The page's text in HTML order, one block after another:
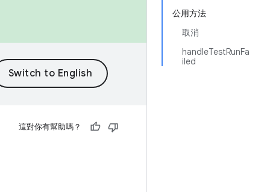
公用方法
取消
handleTestRunFa
iled
這對你有幫助嗎？